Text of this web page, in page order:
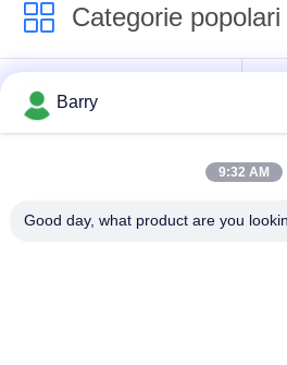
Categorie popolari
Regolatore di
pressione del gas
differenziale
Barry
9:32 AM
Good day, what product are you